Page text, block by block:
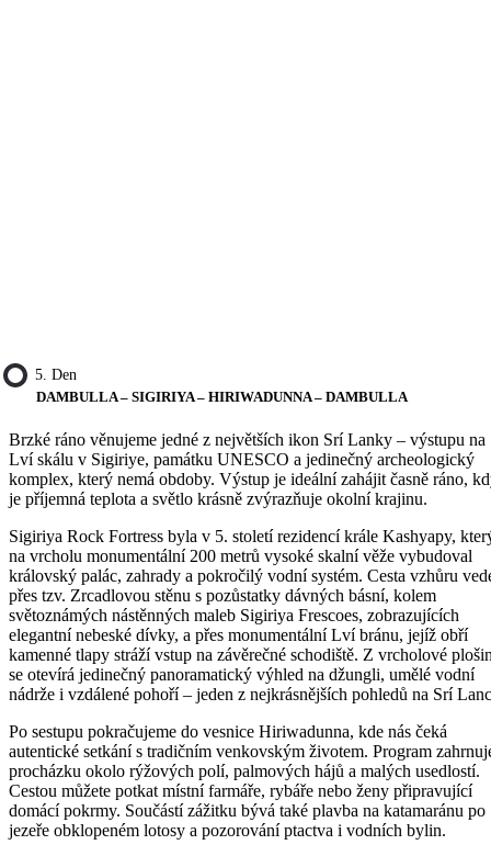
5. Den
DAMBULLA – SIGIRIYA – HIRIWADUNNA – DAMBULLA
Brzké ráno věnujeme jedné z největších ikon Srí Lanky – výstupu na
Lví skálu v Sigiriye, památku UNESCO a jedinečný archeologický
komplex, který nemá obdoby. Výstup je ideální zahájit časně ráno,
je příjemná teplota a světlo krásně zvýrazňuje okolní krajinu.
Sigiriya Rock Fortress byla v 5. století rezidencí krále Kashyapy,
na vrcholu monumentální 200 metrů vysoké skalní věže vybudoval
královský palác, zahrady a pokročilý vodní systém. Cesta vzhůru
přes tzv. Zrcadlovou stěnu s pozůstatky dávných básní, kolem
světoznámých nástěnných maleb Sigiriya Frescoes, zobrazujících
elegantní nebeské dívky, a přes monumentální Lví bránu, jejíž obří
kamenné tlapy stráží vstup na závěrečné schodiště. Z vrcholové
se otevírá jedinečný panoramatický výhled na džungli, umělé vodní
nádrže i vzdálené pohoří – jeden z nejkrásnějších pohledů na Srí
Po sestupu pokračujeme do vesnice Hiriwadunna, kde nás čeká
autentické setkání s tradičním venkovským životem. Program
procházku okolo rýžových polí, palmových hájů a malých usedlostí.
Cestou můžete potkat místní farmáře, rybáře nebo ženy připravující
domácí pokrmy. Součástí zážitku bývá také plavba na katamaránu po
jezeře obklopeném lotosy a pozorování ptactva i vodních bylin.